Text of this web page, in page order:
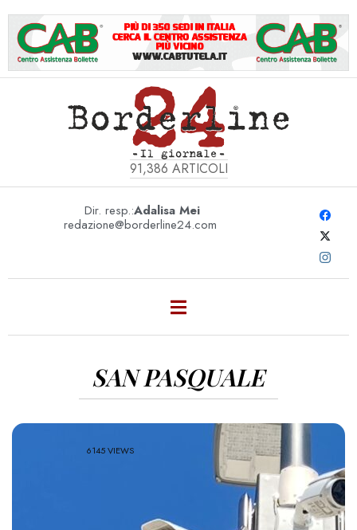
91,386 ARTICOLI
Dir. resp.:Adalisa Mei
redazione@borderline24.com
SAN PASQUALE
6145 VIEWS